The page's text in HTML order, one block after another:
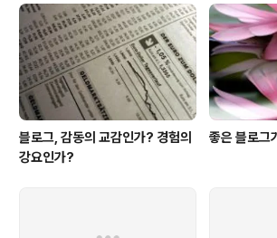
블로그, 감동의 교감인가? 경험의
강요인가?
좋은 블로그